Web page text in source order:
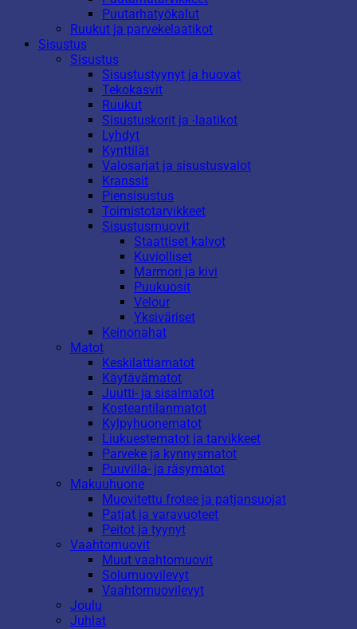
Puutarhatyökalut
Ruukut ja parvekelaatikot
Sisustus
Sisustus
Sisustustyynyt ja huovat
Tekokasvit
Ruukut
Sisustuskorit ja -laatikot
Lyhdyt
Kynttilät
Valosarjat ja sisustusvalot
Kranssit
Piensisustus
Toimistotarvikkeet
Sisustusmuovit
Staattiset kalvot
Kuviolliset
Marmori ja kivi
Puukuosit
Velour
Yksiväriset
Keinonahat
Matot
Keskilattiamatot
Käytävämatot
Juutti- ja sisalmatot
Kosteantilanmatot
Kylpyhuonematot
Liukuestematot ja tarvikkeet
Parveke ja kynnysmatot
Puuvilla- ja räsymatot
Makuuhuone
Muovitettu frotee ja patjansuojat
Patjat ja varavuoteet
Peitot ja tyynyt
Vaahtomuovit
Muut vaahtomuovit
Solumuovilevyt
Vaahtomuovilevyt
Joulu
Juhlat